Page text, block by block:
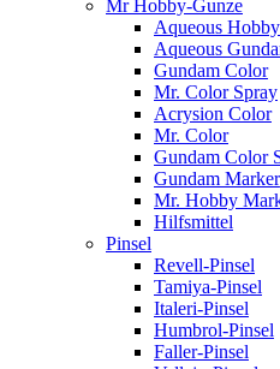
Mr Hobby-Gunze
Aqueous
Aqueous
Gundam Color
Mr. Color Spray
Acrysion Color
Mr. Color
Gundam Color
Gundam Marker
Mr. Hobby
Hilfsmittel
Pinsel
Revell-Pinsel
Tamiya-Pinsel
Italeri-Pinsel
Humbrol-Pinsel
Faller-Pinsel